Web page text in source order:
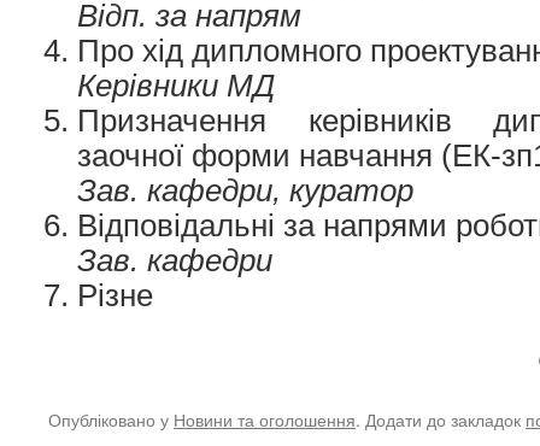
Відп. за напрям
Про хід дипломного
Керівники МД
Призначення керівників
заочної форми навчання (ЕК-
Зав. кафедри, куратор
Відповідальні за напрями
Зав. кафедри
Різне
Опубліковано у Новини та оголошення. Додати до закладок